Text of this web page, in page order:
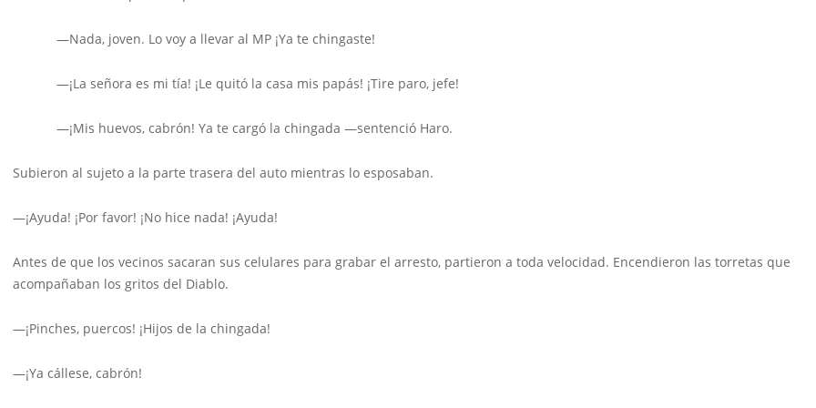
—Nada, joven. Lo voy a llevar al MP ¡Ya te chingaste!
—¡La señora es mi tía! ¡Le quitó la casa mis papás! ¡Tire paro, jefe!
—¡Mis huevos, cabrón! Ya te cargó la chingada —sentenció Haro.
Subieron al sujeto a la parte trasera del auto mientras lo esposaban.
—¡Ayuda! ¡Por favor! ¡No hice nada! ¡Ayuda!
Antes de que los vecinos sacaran sus celulares para grabar el arresto, partieron a toda velocidad. Encendieron las torretas que
acompañaban los gritos del Diablo.
—¡Pinches, puercos! ¡Hijos de la chingada!
—¡Ya cállese, cabrón!